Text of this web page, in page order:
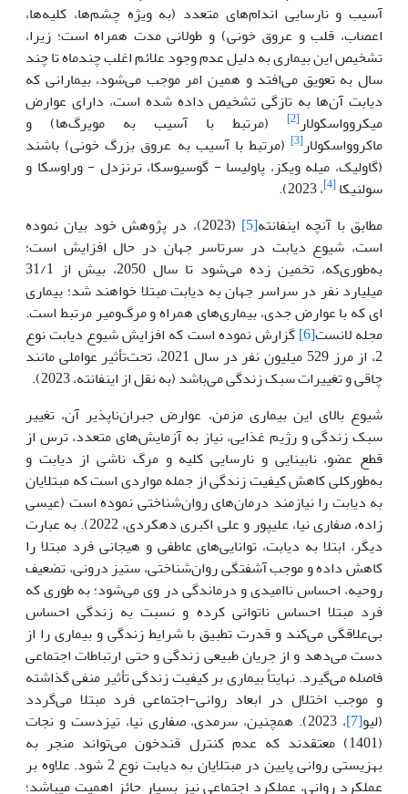
آسیب و نارسایی اندام‌های متعدد (به ویژه چشم‌ها، کلیه‌ها،
اعصاب، قلب و عروق خونی) و طولانی مدت همراه است؛ زیرا،
تشخیص این بیماری به دلیل عدم وجود علائم اغلب چندماه تا چند
سال به تعویق می‌افتد و همین امر موجب می‌شود، بیمارانی که
دیابت آن‌ها به تازگی تشخیص داده شده است، دارای عوارض
میکروواسکولار[2]
(مرتبط با آسیب به مویرگ‌ها) و
ماکروواسکولار[3]
(مرتبط با آسیب به عروق بزرگ خونی) باشند
(گاولیک، میله ویکز، پاولیسا - گوسیوسکا، ترنزدل - وراوسکا و
سولنیکا[4] ، 2023).
مطابق با آنچه اینفانته[5]
(2023)، در پژوهش خود بیان نموده
است، شیوع دیابت در سرتاسر جهان در حال افزایش است؛
به‌طوری‌که، تخمین زده می‌شود تا سال 2050، بیش از 31/1
میلیارد نفر در سراسر جهان به دیابت مبتلا خواهند شد؛ بیماری
ای که با عوارض جدی، بیماری‌های همراه و مرگ‌ومیر مرتبط است.
مجله لانست[6] گزارش نموده است که افزایش شیوع دیابت نوع
2، از مرز 529 میلیون نفر در سال 2021، تحت‌تأثیر عواملی مانند
چاقی و تغییرات سبک زندگی می‌باشد (به نقل از اینفانته، 2023).
شیوع بالای این بیماری مزمن، عوارض جبران‌ناپذیر آن، تغییر
سبک زندگی و رژیم غذایی، نیاز به آزمایش‌های متعدد، ترس از
قطع عضو، نابینایی و نارسایی کلیه و مرگ ناشی از دیابت و
به‌طورکلی کاهش کیفیت زندگی از جمله مواردی است که مبتلایان
به دیابت را نیازمند درمان‌های روان‌شناختی نموده است (عیسی
زاده، صفاری نیا، علیپور و علی اکبری دهکردی، 2022). به عبارت
دیگر، ابتلا به دیابت، توانایی‌های عاطفی و هیجانی فرد مبتلا را
کاهش داده و موجب آشفتگی روان‌شناختی، ستیز درونی، تضعیف
روحیه، احساس ناامیدی و درماندگی در وی می‌شود؛ به طوری که
فرد مبتلا احساس ناتوانی کرده و نسبت به زندگی احساس
بی‌علاقگی می‌کند و قدرت تطبیق با شرایط زندگی و بیماری را از
دست می‌دهد و از جریان طبیعی زندگی و حتی ارتباطات اجتماعی
فاصله می‌گیرد. نهایتاً بیماری بر کیفیت زندگی تأثیر منفی گذاشته
و موجب اختلال در ابعاد روانی-اجتماعی فرد مبتلا می‌گردد
(لیو[7]
، 2023). همچنین، سرمدی، صفاری نیا، تیزدست و نجات
(1401) معتقدند که عدم کنترل قندخون می‌تواند منجر به
بهزیستی روانی پایین در مبتلایان به دیابت نوع 2 شود. علاوه بر
عملکرد روانی، عملکرد اجتماعی نیز بسیار حائز اهمیت می­باشد؛